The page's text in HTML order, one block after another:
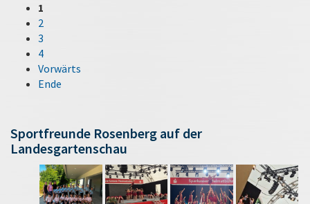
1
2
3
4
Vorwärts
Ende
Sportfreunde Rosenberg auf der
Landesgartenschau